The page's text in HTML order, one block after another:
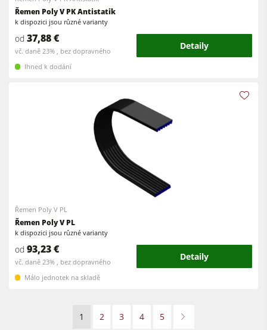
Řemen Poly V PK Antistatik
k dispozici jsou různé varianty
od 37,88 €
vč. daně 23% , bez dopravného Detaily
Ihned k dodání
Řemen Poly V PL
Řemen Poly V PL
k dispozici jsou různé varianty
od 93,23 €
vč. daně 23% , bez dopravného Detaily
Málo jednotek na skladě
1 2 3 4 5